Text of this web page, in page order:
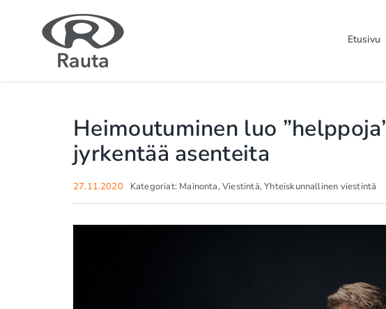
Etusivu
Heimoutuminen luo
jyrkentää asenteita
27.11.2020 Kategoriat: Mainonta,Viestintä,Yhteiskunnallinen viestintä